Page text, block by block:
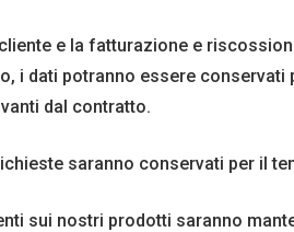
e la fatturazione e
i dati potranno essere
dal contratto.
saranno conservati per il
sui nostri prodotti saranno